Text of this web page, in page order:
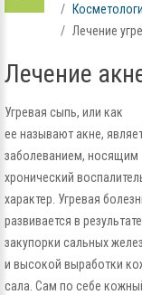
Лечение
Лечение
Угревая сыпь, или как
ее называют акне,
заболеванием, носящим
хронический
характер. Угревая
развивается в результате
закупорки сальных желез
и высокой выработки
сала. Сам по себе